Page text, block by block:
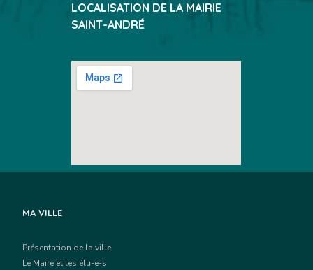
LOCALISATION DE LA MAIRIE
SAINT-ANDRÉ
MA VILLE
Présentation de la ville
Le Maire et les élu-e-s